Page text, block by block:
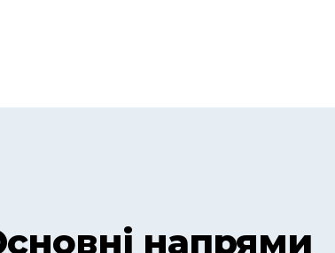
напрями